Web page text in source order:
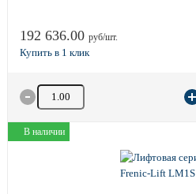
192 636.00 руб/шт.
Количество товара
В наличии